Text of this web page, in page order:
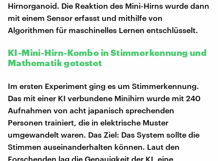
Hirnorganoid. Die Reaktion des Mini-Hirns wurde dann
mit einem Sensor erfasst und mithilfe von
Algorithmen für maschinelles Lernen entschlüsselt.
KI-Mini-Hirn-Kombo in Stimmerkennung und
Mathematik getestet
Im ersten Experiment ging es um Stimmerkennung.
Das mit einer KI verbundene Minihirn wurde mit 240
Aufnahmen von acht japanisch sprechenden
Personen trainiert, die in elektrische Muster
umgewandelt waren. Das Ziel: Das System sollte die
Stimmen auseinanderhalten können. Laut den
Forschenden lag die Genauigkeit der KI, eine